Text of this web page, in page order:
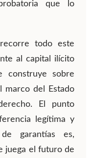
que lo
todo este
al capital ilícito
construye sobre
marco del Estado
El punto
legítima y
garantías es,
juega el futuro de